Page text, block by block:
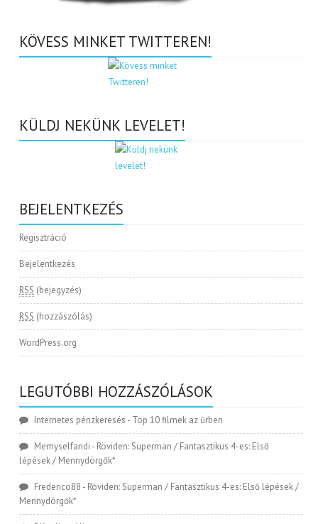
KÖVESS MINKET TWITTEREN!
KÜLDJ NEKÜNK LEVELET!
BEJELENTKEZÉS
Regisztráció
Bejelentkezés
RSS (bejegyzés)
RSS (hozzászólás)
WordPress.org
LEGUTÓBBI HOZZÁSZÓLÁSOK
Internetes pénzkeresés - Top 10 filmek az űrben
Memyselfandi - Röviden: Superman / Fantasztikus 4-es: Első
lépések / Mennydörgők*
Frederico88 - Röviden: Superman / Fantasztikus 4-es: Első lépések /
Mennydörgők*